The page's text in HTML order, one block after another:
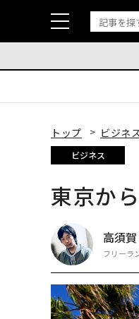
トップ ビジネ
ビジネス
東京か
高須
フリーラ